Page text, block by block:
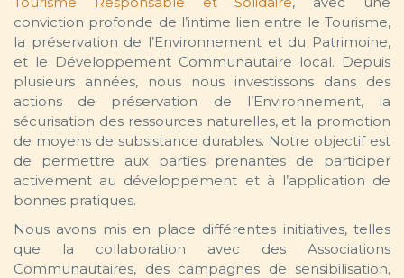
conviction profonde de l’intime lien entre le Tourisme,
la préservation de l’Environnement et du Patrimoine,
et le Développement Communautaire local. Depuis
plusieurs années, nous nous investissons dans des
actions de préservation de l’Environnement, la
sécurisation des ressources naturelles, et la promotion
de moyens de subsistance durables. Notre objectif est
de permettre aux parties prenantes de participer
activement au développement et à l’application de
bonnes pratiques.
Nous avons mis en place différentes initiatives, telles
que la collaboration avec des Associations
Communautaires, des campagnes de sensibilisation,